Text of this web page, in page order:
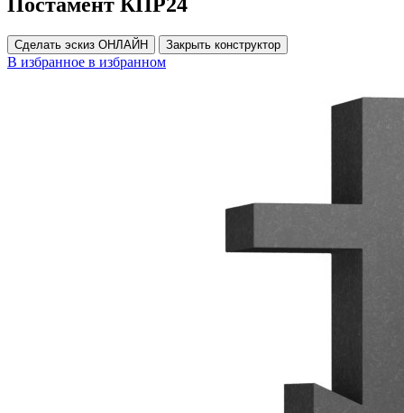
Постамент КПР24
Сделать эскиз ОНЛАЙН Закрыть конструктор
В избранное в избранном